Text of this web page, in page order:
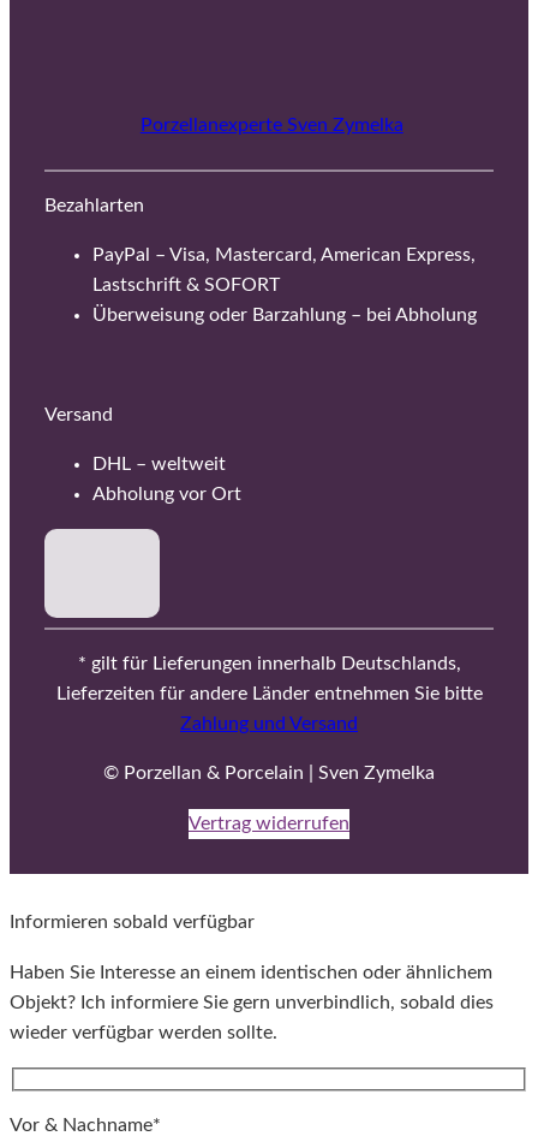
Porzellanexperte Sven Zymelka
Bezahlarten
PayPal – Visa, Mastercard, American Express,
Lastschrift & SOFORT
Überweisung oder Barzahlung – bei Abholung
Versand
DHL – weltweit
Abholung vor Ort
* gilt für Lieferungen innerhalb Deutschlands,
Lieferzeiten für andere Länder entnehmen Sie bitte
Zahlung und Versand
© Porzellan & Porcelain | Sven Zymelka
Vertrag widerrufen
Informieren sobald verfügbar
Haben Sie Interesse an einem identischen oder ähnlichem
Objekt? Ich informiere Sie gern unverbindlich, sobald dies
wieder verfügbar werden sollte.
Vor & Nachname*